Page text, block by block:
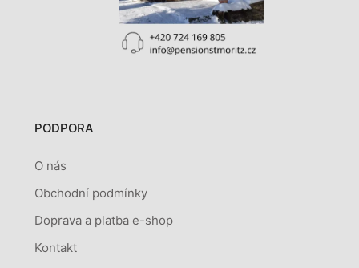
PODPORA
O nás
Obchodní podmínky
Doprava a platba e-shop
Kontakt